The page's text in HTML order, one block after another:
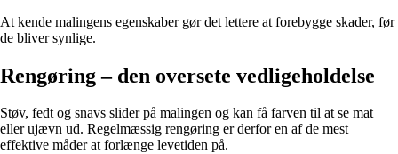
At kende malingens egenskaber gør det lettere at forebygge skader, før
de bliver synlige.
Rengøring – den oversete vedligeholdelse
Støv, fedt og snavs slider på malingen og kan få farven til at se mat
eller ujævn ud. Regelmæssig rengøring er derfor en af de mest
effektive måder at forlænge levetiden på.